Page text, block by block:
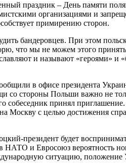
праздник – День памяти
организациями и
примирению сторон.
бандеровцев. При этом
что мы не можем этого
и называют «героями» и
в офисе президента
со стороны Польши важно не
собеседник принял
с целью достижения
президент будет
и Евросоюз вероятность
ситуацию,